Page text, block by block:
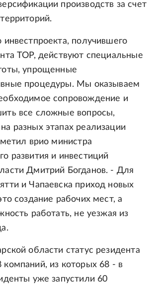
производств за счет
получившего
ТОР, действуют специальные
упрощенные
процедуры. Мы оказываем
сопровождение и
все сложные вопросы,
разных этапах реализации
врио министра
развития и инвестиций
Дмитрий Богданов. - Для
и Чапаевска приход новых
создание рабочих мест, а
работать, не уезжая из
области статус резидента
из которых 68 - в
уже запустили 60